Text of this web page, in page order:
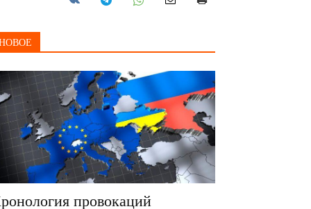
провокаций